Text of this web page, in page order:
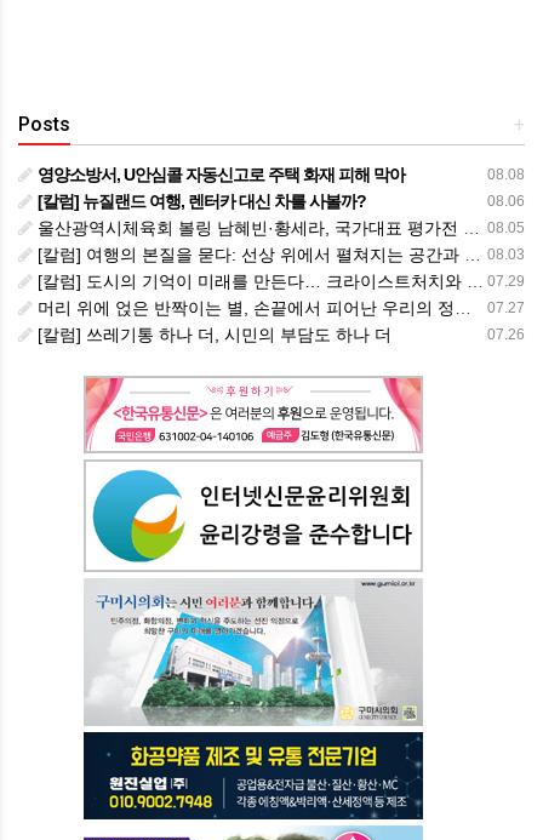
+
Posts
08.08
영양소방서, U안심콜 자동신고로 주택 화재 피해 막아
08.06
[칼럼] 뉴질랜드 여행, 렌터카 대신 차를 사볼까?
08.05
울산광역시체육회 볼링 남혜빈·황세라, 국가대표 평가전 통과… ‘아시아선수권 출전’
08.03
[칼럼] 여행의 본질을 묻다: 선상 위에서 펼쳐지는 공간과 사람, 그리고 미식의 미학
07.29
[칼럼] 도시의 기억이 미래를 만든다… 크라이스트처치와 한국 도시가 주는 교훈
07.27
머리 위에 얹은 반짝이는 별, 손끝에서 피어난 우리의 정체성
07.26
[칼럼] 쓰레기통 하나 더, 시민의 부담도 하나 더